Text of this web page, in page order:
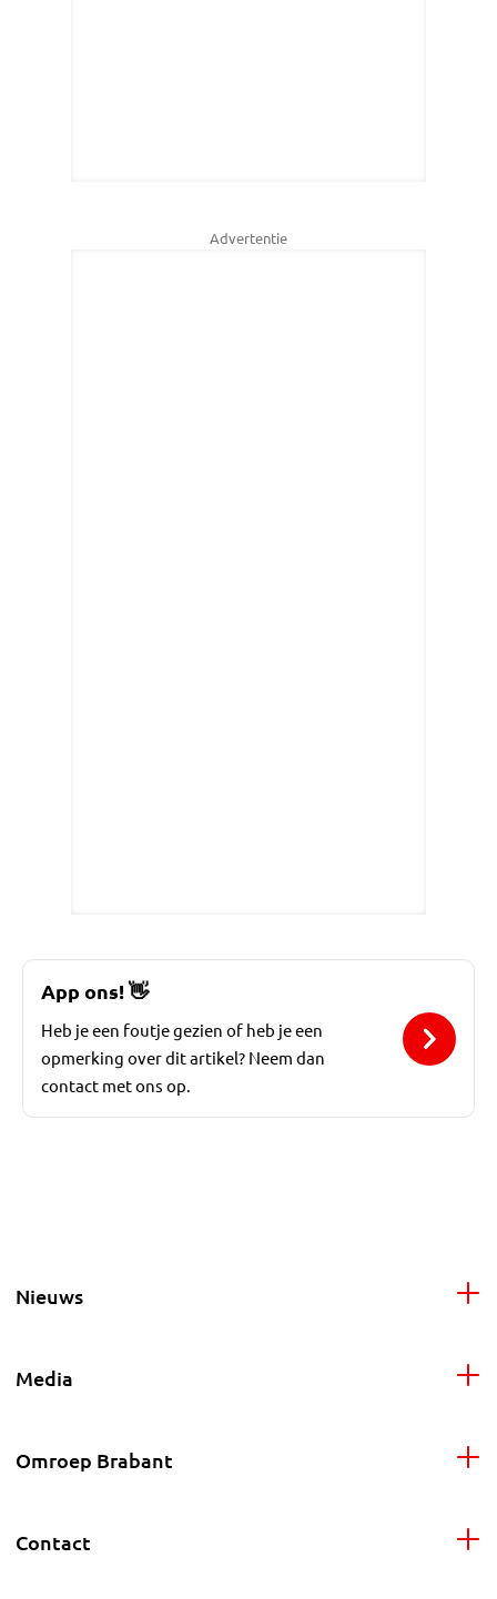
Advertentie
App ons!👋
Heb je een foutje gezien of heb je een
opmerking over dit artikel? Neem dan
contact met ons op.
Nieuws
Media
Omroep Brabant
Contact